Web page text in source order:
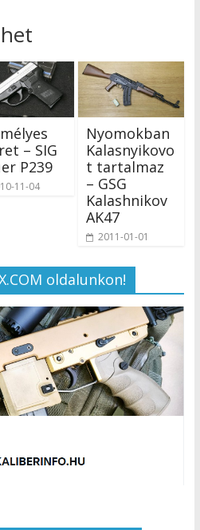
– SIG
P239
11-04
Nyomokban
Kalasnyikovo
t tartalmaz
– GSG
Kalashnikov
AK47
2011-01-01
oldalunkon!